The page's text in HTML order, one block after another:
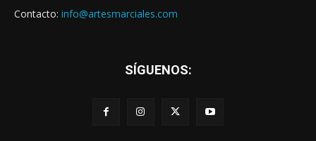
Contacto: info@artesmarciales.com
SÍGUENOS: